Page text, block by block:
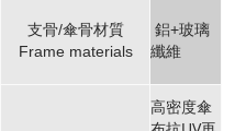
支骨/傘骨材質
Frame materials
鋁+玻璃
纖維
高密度傘